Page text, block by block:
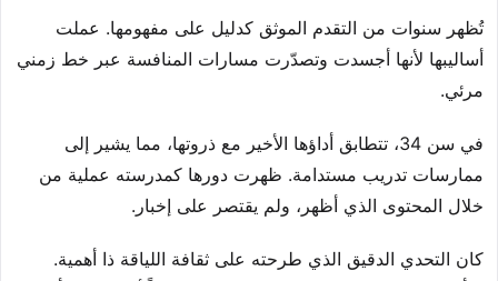
تُظهر سنوات من التقدم الموثق كدليل على مفهومها. عملت
أساليبها لأنها أجسدت وتصدّرت مسارات المنافسة عبر خط زمني
مرئي.
في سن 34، تتطابق أداؤها الأخير مع ذروتها، مما يشير إلى
ممارسات تدريب مستدامة. ظهرت دورها كمدرسته عملية من
خلال المحتوى الذي أظهر، ولم يقتصر على إخبار.
كان التحدي الدقيق الذي طرحته على ثقافة اللياقة ذا أهمية.